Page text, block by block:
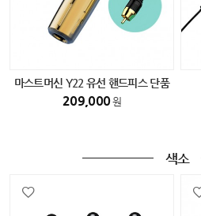
마스트머신 Y22 유선 핸드피스 단품
209,000원
색소